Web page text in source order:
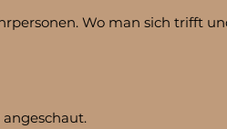
Wo man sich trifft